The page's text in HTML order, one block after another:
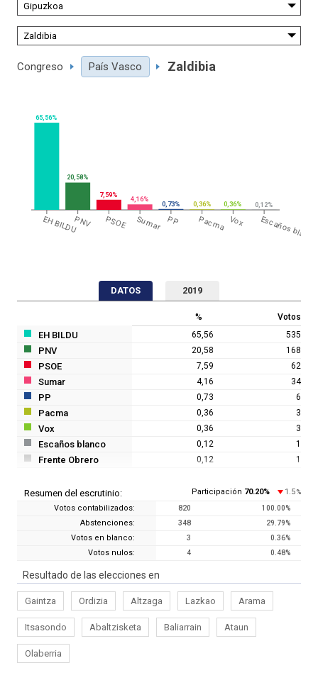
Congreso País Vasco Zaldibia
EH BILDUPNV PSOE Sumar PP Pacma Vox Escaños
65,56%
20,58%
7,59%
4,16%
0,73% 0,36% 0,36% 0,12%
DATOS 2019
% Votos
EH BILDU 65,56 535
PNV 20,58 168
PSOE 7,59 62
Sumar 4,16 34
PP 0,73 6
Pacma 0,36 3
Vox 0,36 3
Escaños blanco 0,12 1
Frente Obrero 0,12 1
Resumen del escrutinio: Participación 70.20% 1.5 %
Votos contabilizados: 820 100.00%
Abstenciones: 348 29.79%
Votos en blanco: 3 0.36%
Votos nulos: 4 0.48%
Resultado de las elecciones en
Gaintza Ordizia Altzaga Lazkao Arama
Itsasondo Abaltzisketa Baliarrain Ataun
Olaberria